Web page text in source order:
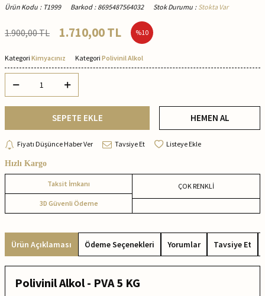
Ürün Kodu : T1999 Barkod : 8695487564032 Stok Durumu : Stokta Var
1.900,00TL 1.710,00TL %10
Kategori Kimyacınız Kategori Polivinil Alkol
SEPETE EKLE HEMEN AL
Fiyatı Düşünce Haber Ver Tavsiye Et Listeye Ekle
Hızlı Kargo
Taksit İmkanı
3D Güvenli Ödeme
ÇOK RENKLİ
Ürün Açıklaması Ödeme Seçenekleri Yorumlar Tavsiye Et
Polivinil Alkol - PVA 5 KG